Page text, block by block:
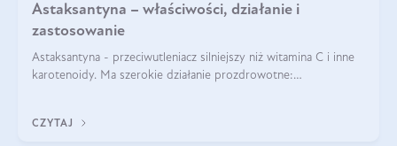
Astaksantyna – właściwości, działanie i
zastosowanie
Astaksantyna - przeciwutleniacz silniejszy niż witamina C i inne
karotenoidy. Ma szerokie działanie prozdrowotne:
CZYTAJ